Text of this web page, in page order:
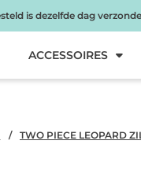
is dezelfde dag
ACCESSOIRES
TWO PIECE LEOPARD